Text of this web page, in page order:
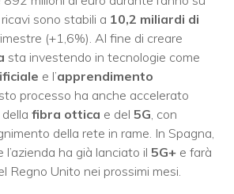
sono stabili a 10,2 miliardi di
(+1,6%). Al fine di creare
sta investendo in tecnologie come
e l’apprendimento
processo ha anche accelerato
fibra ottica e del 5G, con
della rete in rame. In Spagna,
l’azienda ha già lanciato il 5G+ e farà
Regno Unito nei prossimi mesi.